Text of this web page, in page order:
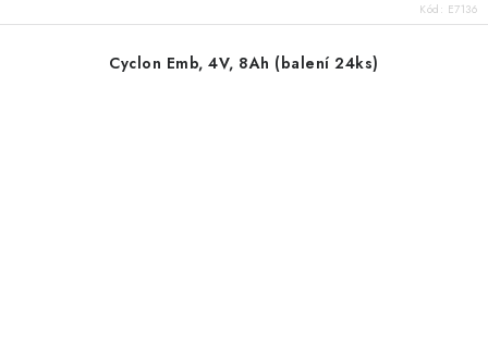
Kód: E7136
Cyclon Emb, 4V, 8Ah (balení 24ks)